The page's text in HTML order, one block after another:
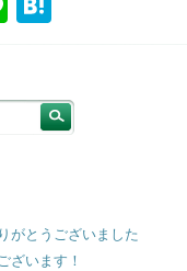
n
がとうございました
ざいます！